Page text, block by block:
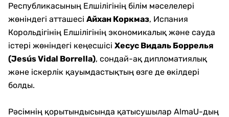
Республикасының Елшілігінің білім мәселелері
жөніндегі атташесі Айхан Коркмаз, Испания
Корольдігінің Елшілігінің экономикалық және сауда
істері жөніндегі кеңесшісі Хесус Видаль Боррелья
(Jesús Vidal Borrella), сондай-ақ дипломатиялық
және іскерлік қауымдастықтың өзге де өкілдері
болды.
Рәсімнің қорытындысында қатысушылар AlmaU-дың